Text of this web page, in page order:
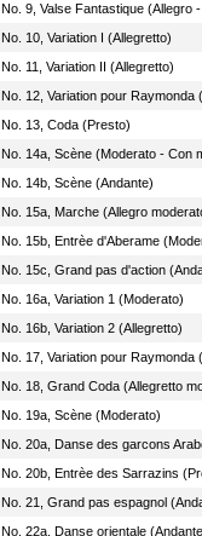
No. 9, Valse Fantastique (Allegro
No. 10, Variation I (Allegretto)
No. 11, Variation II (Allegretto)
No. 12, Variation pour Raymonda
No. 13, Coda (Presto)
No. 14a, Scène (Moderato - Con
No. 14b, Scène (Andante)
No. 15a, Marche (Allegro
No. 15b, Entrèe d'Aberame
No. 15c, Grand pas d'action
No. 16a, Variation 1 (Moderato)
No. 16b, Variation 2 (Allegretto)
No. 17, Variation pour Raymonda
No. 18, Grand Coda (Allegretto
No. 19a, Scène (Moderato)
No. 20a, Danse des garcons
No. 20b, Entrèe des Sarrazins
No. 21, Grand pas espagnol
No. 22a, Danse orientale